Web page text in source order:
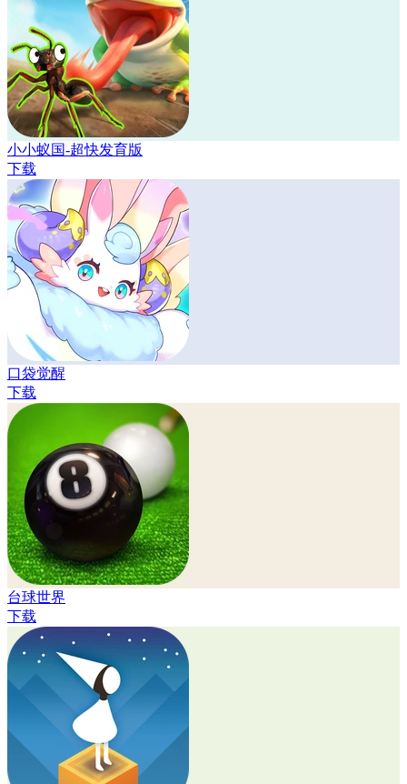
小小蚁国-超快发育版
下载
口袋觉醒
下载
台球世界
下载